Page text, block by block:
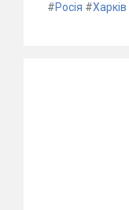
#Росія #Харків